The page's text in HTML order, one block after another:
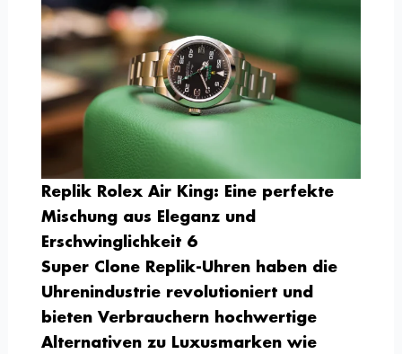
Replik Rolex Air King: Eine perfekte
Mischung aus Eleganz und
Erschwinglichkeit 6
Super Clone Replik-Uhren haben die
Uhrenindustrie revolutioniert und
bieten Verbrauchern hochwertige
Alternativen zu Luxusmarken wie